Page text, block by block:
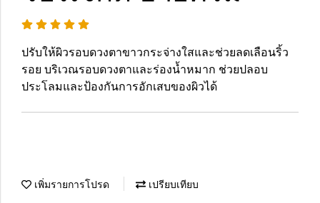
ปรับให้ผิวรอบดวงตาขาวกระจ่างใสและช่วยลดเลือนริ้ว
รอย บริเวณรอบดวงตาและร่องน้ำหมาก ช่วยปลอบ
ประโลมและป้องกันการอักเสบของผิวได้
เพิ่มรายการโปรด เปรียบเทียบ